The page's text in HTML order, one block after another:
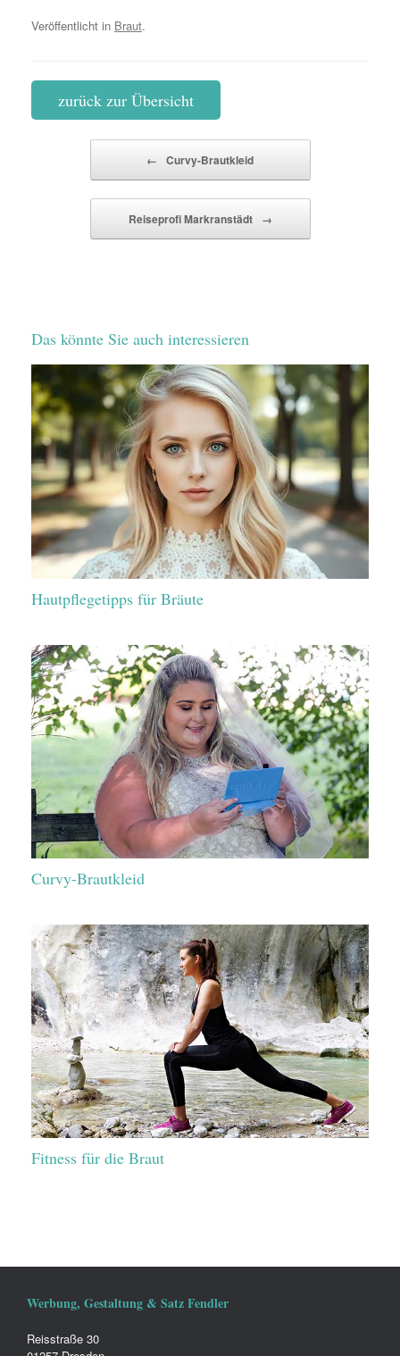
Veröffentlicht in Braut.
zurück zur Übersicht
← Curvy-Brautkleid
Reiseprofi Markranstädt →
Das könnte Sie auch interessieren
Hautpflegetipps für Bräute
Curvy-Brautkleid
Fitness für die Braut
Werbung, Gestaltung & Satz Fendler
Reisstraße 30